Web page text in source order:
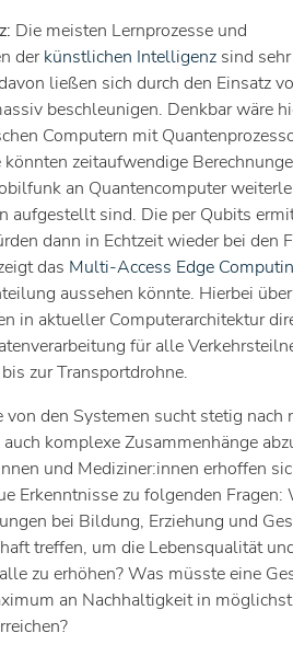
Die meisten Lernprozesse und
derkünstlichen Intelligenz sind sehr
ließen sich durch den Einsatz
beschleunigen. Denkbar wäre
Computern mit
zeitaufwendige
an Quantencomputer
aufgestellt sind. Die per Qubits
dann in Echtzeit wieder bei den
das Multi-Access Edge
aussehen könnte. Hierbei
in aktueller Computerarchitektur
für alle
zur Transportdrohne.
von den Systemen sucht stetig nach
komplexe Zusammenhänge
und Mediziner:innen erhoffen
Erkenntnisse zu folgenden Fragen:
bei Bildung, Erziehung und
treffen, um die Lebensqualität
zu erhöhen? Was müsste eine
an Nachhaltigkeit in